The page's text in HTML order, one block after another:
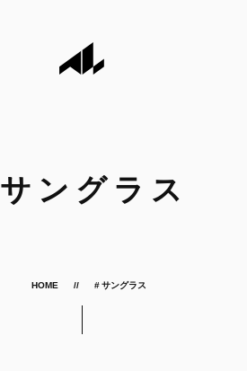
サングラス
HOME # サングラス